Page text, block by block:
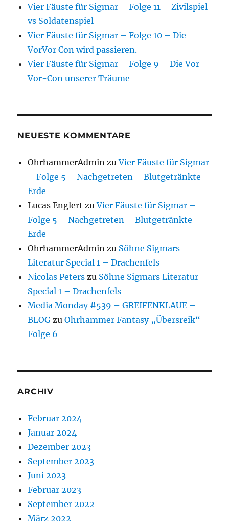
Vier Fäuste für Sigmar – Folge 11 – Zivilspiel
vs Soldatenspiel
Vier Fäuste für Sigmar – Folge 10 – Die
VorVor Con wird passieren.
Vier Fäuste für Sigmar – Folge 9 – Die Vor-
Vor-Con unserer Träume
NEUESTE KOMMENTARE
OhrhammerAdmin zuVier Fäuste für Sigmar
– Folge 5 – Nachgetreten – Blutgetränkte
Erde
Lucas Englert zuVier Fäuste für Sigmar –
Folge 5 – Nachgetreten – Blutgetränkte
Erde
OhrhammerAdmin zu Söhne Sigmars
Literatur Special 1 – Drachenfels
Nicolas Peters zu Söhne Sigmars Literatur
Special 1 – Drachenfels
Media Monday #539 – GREIFENKLAUE –
BLOG zuOhrhammer Fantasy „Übersreik“
Folge 6
ARCHIV
Februar 2024
Januar 2024
Dezember 2023
September 2023
Juni 2023
Februar 2023
September 2022
März 2022